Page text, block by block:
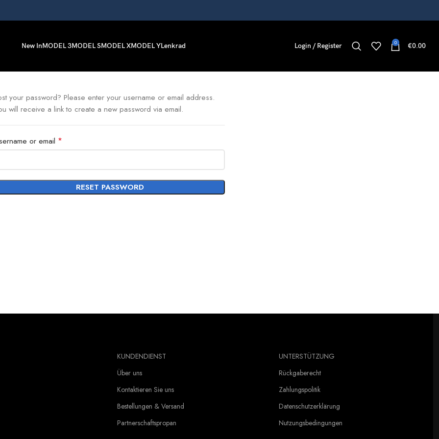
New InMODEL 3MODEL SMODEL XMODEL YLenkrad Login / Register 0 €0.00
your password? Please enter your username or email address.
will receive a link to create a new password via email.
or email *
RESET PASSWORD
KUNDENDIENST
Über uns
Kontaktieren Sie uns
Bestellungen & Versand
Partnerschaftspropan
UNTERSTÜTZUNG
Rückgaberecht
Zahlungspolitik
Datenschutzerklärung
Nutzungsbedingungen